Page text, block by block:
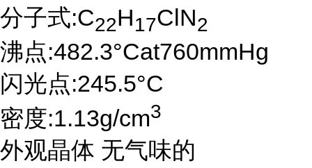
分子式:C22H17ClN2
沸点:482.3°Cat760mmHg
闪光点:245.5°C
密度:1.13g/cm3
外观晶体 无气味的